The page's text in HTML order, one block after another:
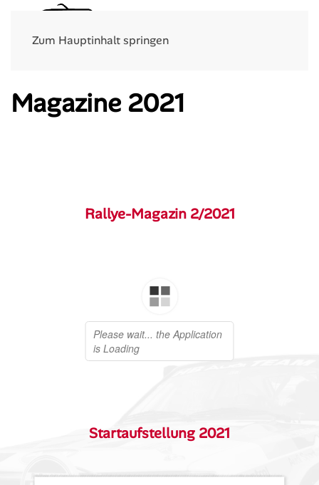
Zum Hauptinhalt springen
Magazine 2021
Rallye-Magazin 2/2021
Startaufstellung 2021